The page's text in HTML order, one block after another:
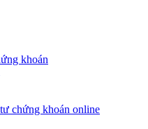
khoán
chứng khoán online